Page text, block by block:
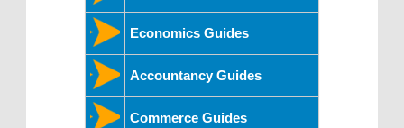
Economics Guides
Accountancy Guides
Commerce Guides